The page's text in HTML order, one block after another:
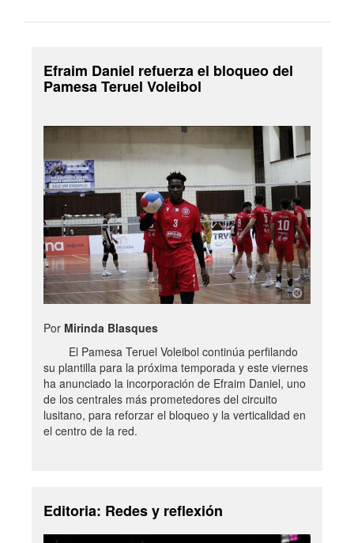
Efraim Daniel refuerza el bloqueo del
Pamesa Teruel Voleibol
Por Mirinda Blasques
El Pamesa Teruel Voleibol continúa perfilando
su plantilla para la próxima temporada y este viernes
ha anunciado la incorporación de Efraim Daniel, uno
de los centrales más prometedores del circuito
lusitano, para reforzar el bloqueo y la verticalidad en
el centro de la red.
Editoria: Redes y reflexión